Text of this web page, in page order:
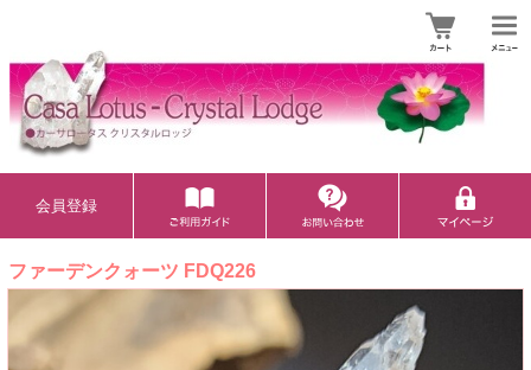
会員登録
ファーデンクォーツ FDQ226